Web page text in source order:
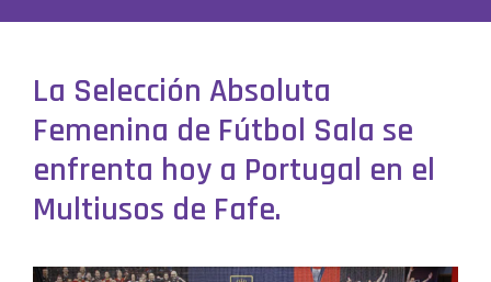
La Selección Absoluta
Femenina de Fútbol Sala se
enfrenta hoy a Portugal en el
Multiusos de Fafe.